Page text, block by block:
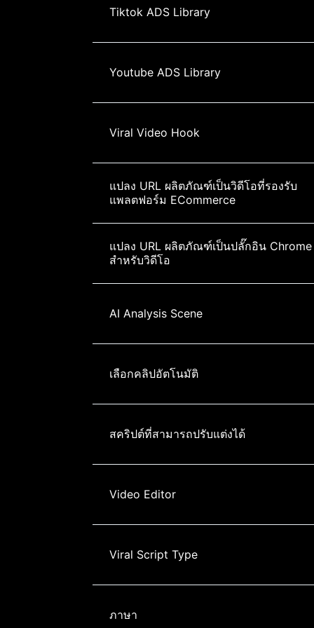
Tiktok ADS Library
Youtube ADS Library
Viral Video Hook
แปลง URL ผลิตภัณฑ์เป็นวิดีโอที่รองรับ
แพลตฟอร์ม ECommerce
แปลง URL ผลิตภัณฑ์เป็นปลั๊กอิน
สำหรับวิดีโอ
AI Analysis Scene
เลือกคลิปอัตโนมัติ
สคริปต์ที่สามารถปรับแต่งได้
Video Editor
Viral Script Type
ภาษา